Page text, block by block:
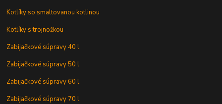
Kotlíky so smaltovanou kotlinou
Kotlíky s trojnožkou
Zabijačkové súpravy 40 l
Zabijačkové súpravy 50 l
Zabijačkové súpravy 60 l
Zabijačkové súpravy 70 l